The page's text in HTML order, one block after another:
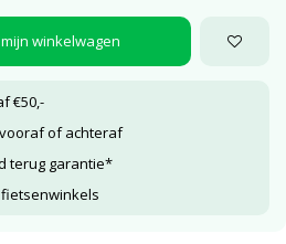
winkelwagen
€50,-
vooraf of achteraf
terug garantie*